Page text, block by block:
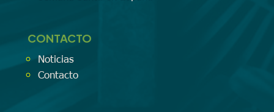
CONTACTO
Noticias
Contacto